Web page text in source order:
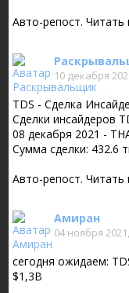
Авто-репост. Читать
10 декабря
TDS - Сделка
Сделки инсайдеров
08 декабря 2021 -
Сумма сделки: 432.6
Авто-репост. Читать
Амиран
04 ноября
сегодня ожидаем:
$1,3B